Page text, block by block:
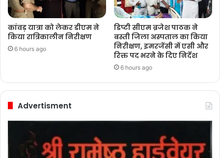
कांवड़ यात्रा को लेकर डीएम ने
किया रात्रिकालीन निरीक्षण
6 hours ago
डिप्टी सीएम ब्रजेश पाठक ने
बस्ती जिला अस्पताल का किया
निरीक्षण, इमरजेंसी में एसी और
रिक्त पद भरने के दिए निर्देश
6 hours ago
Advertisment